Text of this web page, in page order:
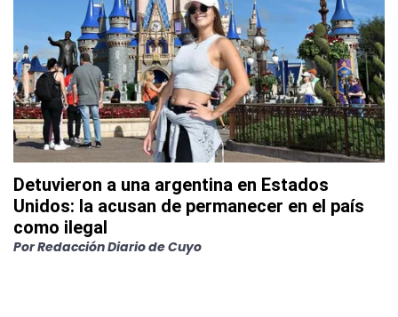
Detuvieron a una argentina en Estados
Unidos: la acusan de permanecer en el país
como ilegal
PorRedacción Diario de Cuyo